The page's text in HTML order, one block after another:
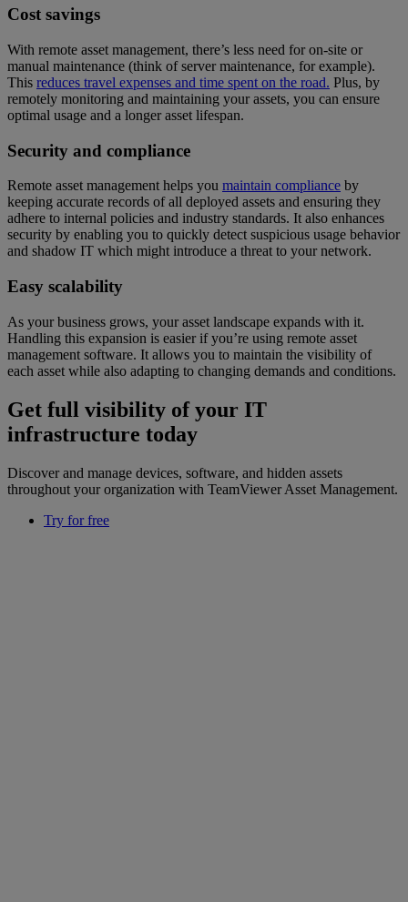
Cost savings
With remote asset management, there’s less need for on-site or
manual maintenance (think of server maintenance, for example).
This reduces travel expenses and time spent on the road. Plus, by
remotely monitoring and maintaining your assets, you can ensure
optimal usage and a longer asset lifespan.
Security and compliance
Remote asset management helps you maintain compliance by
keeping accurate records of all deployed assets and ensuring they
adhere to internal policies and industry standards. It also enhances
security by enabling you to quickly detect suspicious usage behavior
and shadow IT which might introduce a threat to your network.
Easy scalability
As your business grows, your asset landscape expands with it.
Handling this expansion is easier if you’re using remote asset
management software. It allows you to maintain the visibility of
each asset while also adapting to changing demands and conditions.
Get full visibility of your IT
infrastructure today
Discover and manage devices, software, and hidden assets
throughout your organization with TeamViewer Asset Management.
Try for free